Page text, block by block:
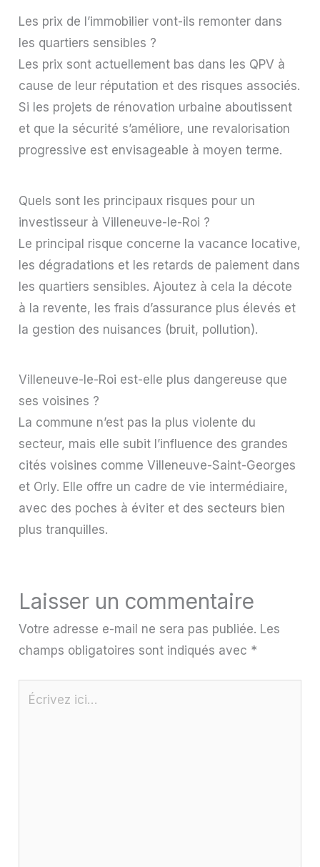
Les prix de l’immobilier vont-ils remonter dans
les quartiers sensibles ?
Les prix sont actuellement bas dans les QPV à
cause de leur réputation et des risques associés.
Si les projets de rénovation urbaine aboutissent
et que la sécurité s’améliore, une revalorisation
progressive est envisageable à moyen terme.
Quels sont les principaux risques pour un
investisseur à Villeneuve-le-Roi ?
Le principal risque concerne la vacance locative,
les dégradations et les retards de paiement dans
les quartiers sensibles. Ajoutez à cela la décote
à la revente, les frais d’assurance plus élevés et
la gestion des nuisances (bruit, pollution).
Villeneuve-le-Roi est-elle plus dangereuse que
ses voisines ?
La commune n’est pas la plus violente du
secteur, mais elle subit l’influence des grandes
cités voisines comme Villeneuve-Saint-Georges
et Orly. Elle offre un cadre de vie intermédiaire,
avec des poches à éviter et des secteurs bien
plus tranquilles.
Laisser un commentaire
Votre adresse e-mail ne sera pas publiée. Les
champs obligatoires sont indiqués avec *
Écrivez